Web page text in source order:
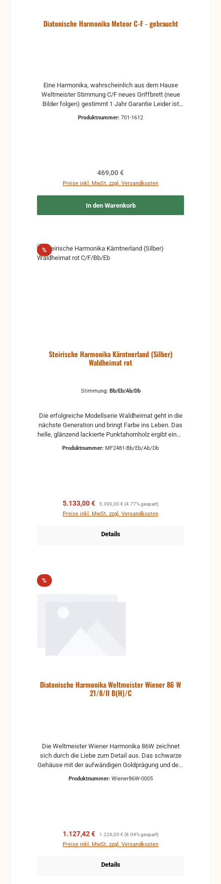
Diatonische Harmonika Meteor C-F - gebraucht
Eine Harmonika, wahrscheinlich aus dem Hause
Weltmeister Stimmung C/F neues Griffbrett (neue
Bilder folgen) gestimmt 1 Jahr Garantie Leider ist
kein Koffer vorhanden, aber Sie können sich gerne
Produktnummer: 701-1612
Regulärer Preis:
469,00 €
Preise inkl. MwSt. zzgl. Versandkosten
In den Warenkorb
%Rabatt
Steirische Harmonika Kärntnerland (Silber)
Waldheimat rot
Stimmung: Bb/Eb/Ab/Db
Die erfolgreiche Modellserie Waldheimat geht in die
nächste Generation und bringt Farbe ins Leben. Das
helle, glänzend lackierte Punktahornholz ergibt einen
angenehmen Kontrast zum Edelweiß-Seidenbalg in
Produktnummer: MF2481-Bb/Eb/Ab/Db
Verkaufspreis:
5.133,00 € Regulärer Preis:
5.390,00 € (4.77% gespart)
Preise inkl. MwSt. zzgl. Versandkosten
Details
%Rabatt
Diatonische Harmonika Weltmeister Wiener 86 W
21/8/II B(H)/C
Die Weltmeister Wiener Harmonika 86W zeichnet
sich durch die Liebe zum Detail aus. Das schwarze
Gehäuse mit der aufwändigen Goldprägung und dem
geschwungenen Verdeck verleihen diesem kleinen
Reinstimmern bearbeitet sind und so große
Spielfreude garantieren. Lieferbar in mehreren
Stimmungen
Produktnummer: Wiener86W-0005
Verkaufspreis:
1.127,42 € Regulärer Preis:
1.226,00 € (8.04% gespart)
Preise inkl. MwSt. zzgl. Versandkosten
Details